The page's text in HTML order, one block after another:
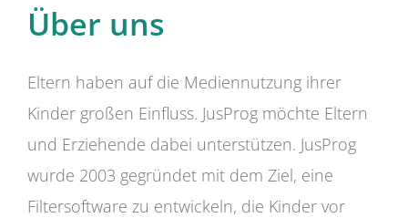
Über uns
Eltern haben auf die Mediennutzung ihrer
Kinder großen Einfluss. JusProg möchte Eltern
und Erziehende dabei unterstützen. JusProg
wurde 2003 gegründet mit dem Ziel, eine
Filtersoftware zu entwickeln, die Kinder vor